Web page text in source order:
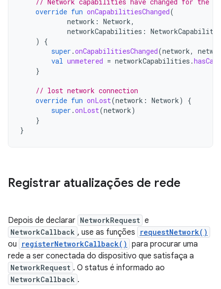
override fun onCapabilitiesChanged(
network : Network,
networkCapabilities :
)
{
super .onCapabilitiesChanged(network,
val unmetered = networkCapabilities .
}
// lost network connection
override fun onLost(network : Network)
{
super .onLost(network)
}
}
Registrar atualizações de rede
Depois de declarar NetworkRequest e
NetworkCallback , use as funções requestNetwork()
ou registerNetworkCallback() para procurar uma
rede a ser conectada do dispositivo que satisfaça a
NetworkRequest . O status é informado ao
NetworkCallback .